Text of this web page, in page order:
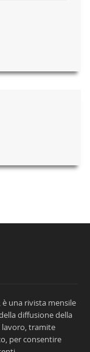
è una rivista mensile
diffusione della
lavoro, tramite
per consentire